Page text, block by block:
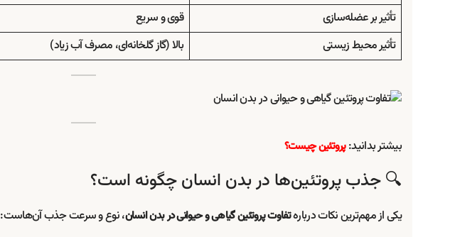
تأثیر بر عضله‌سازی
قوی و سریع
تأثیر محیط زیستی
بالا (گاز گلخانه‌ای، مصرف آب زیاد)
بیشتر بدانید:پروتئین چیست؟
🔍 جذب پروتئین‌ها در بدن انسان چگونه است؟
یکی از مهم‌ترین نکات دربارهتفاوت پروتئین گیاهی و حیوانی در بدن انسان، نوع و سرعت جذب آن‌هاست: